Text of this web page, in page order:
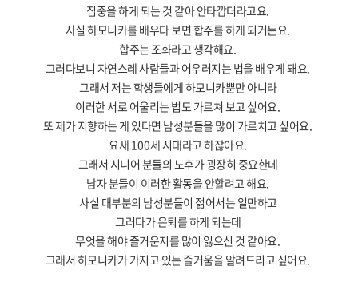
집중을 하게 되는 것 같아 안타깝더라고요
사실 하모니카를 배우다 보면 합주를 하게 되거든요
합주는 조화라고 생각해요
그러다보니 자연스레 사람들과 어우러지는 법을 배우게 돼요
그래서 저는 학생들에게 하모니카뿐만 아니라
이러한 서로 어울리는 법도 가르쳐 보고 싶어요
또 제가 지향하는 게 있다면 남성분들을 많이 가르치고 싶어요
요새 100세 시대라고 하잖아요
그래서 시니어 분들의 노후가 굉장히 중요한데
남자 분들이 이러한 활동을 안할려고 해요
사실 대부분의 남성분들이 젊어서는 일만하고
그러다가 은퇴를 하게 되는데
무엇을 해야 즐거운지를 많이 잃으신 것 같아요
그래서 하모니카가 가지고 있는 즐거움을 알려드리고 싶어요